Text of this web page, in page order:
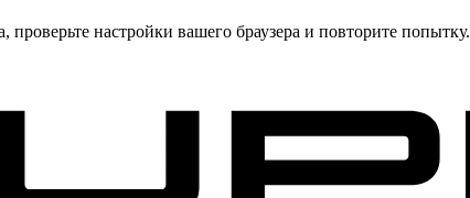
настройки вашего браузера и повторите попытку.